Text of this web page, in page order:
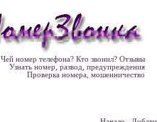
Чей номер телефона? Кто звонил? Отзывы
Узнать номер, развод, предупреждения
Проверка номера, мошенничество